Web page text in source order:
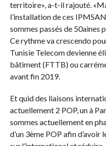
territoire», a-t-il rajouté.
l’installation de ces
sommes passés de 50aines
Ce rythme va crescendo
Tunisie Telecom devienne
bâtiment (FTTB) ou
avant fin 2019.
Et quid des liaisons
actuellement 2 POP, un à
sommes actuellement en
d’un 3ème POP afin